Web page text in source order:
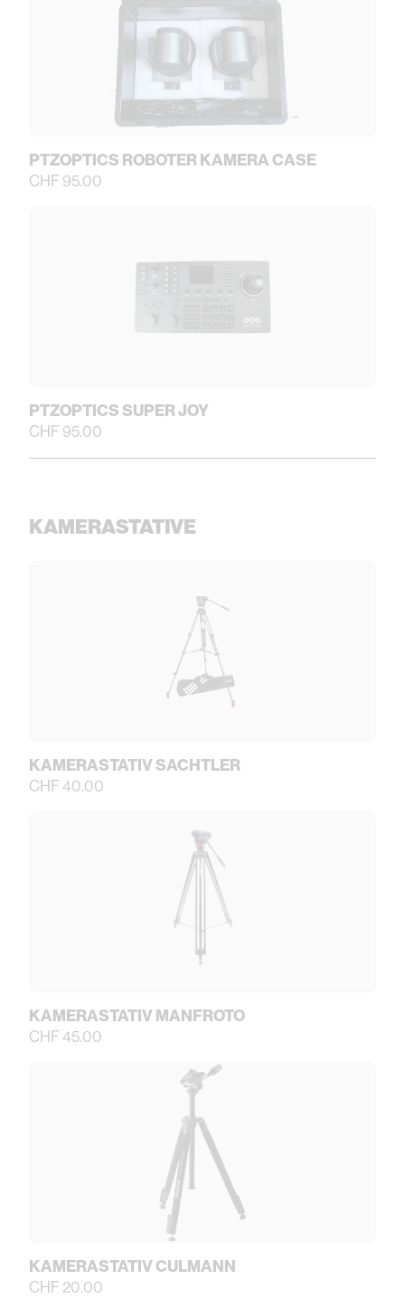
PTZOPTICS ROBOTER KAMERA CASE
CHF 95.00
PTZOPTICS SUPER JOY
CHF 95.00
KAMERASTATIVE
KAMERASTATIV SACHTLER
CHF 40.00
KAMERASTATIV MANFROTO
CHF 45.00
KAMERASTATIV CULMANN
CHF 20.00